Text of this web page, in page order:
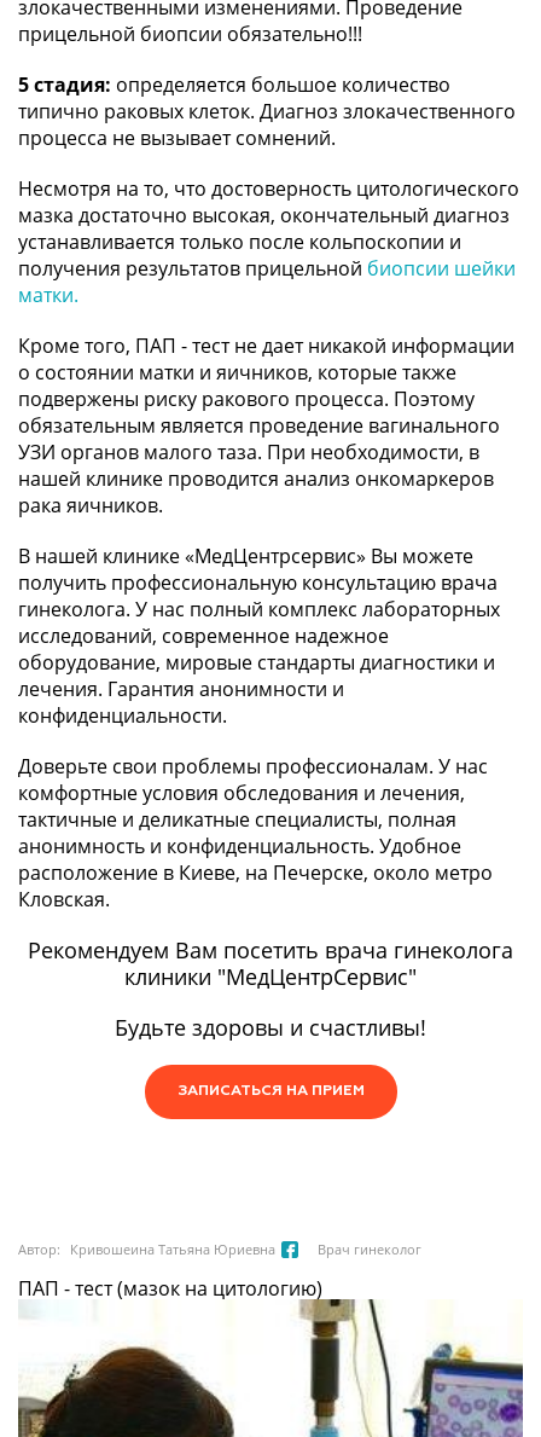
злокачественными изменениями. Проведение
прицельной биопсии обязательно!!!
5 стадия: определяется большое количество
типично раковых клеток. Диагноз злокачественного
процесса не вызывает сомнений.
Несмотря на то, что достоверность цитологического
мазка достаточно высокая, окончательный диагноз
устанавливается только после кольпоскопии и
получения результатов прицельной биопсии шейки
матки.
Кроме того, ПАП - тест не дает никакой информации
о состоянии матки и яичников, которые также
подвержены риску ракового процесса. Поэтому
обязательным является проведение вагинального
УЗИ органов малого таза. При необходимости, в
нашей клинике проводится анализ онкомаркеров
рака яичников.
В нашей клинике «МедЦентрсервис» Вы можете
получить профессиональную консультацию врача
гинеколога. У нас полный комплекс лабораторных
исследований, современное надежное
оборудование, мировые стандарты диагностики и
лечения. Гарантия анонимности и
конфиденциальности.
Доверьте свои проблемы профессионалам. У нас
комфортные условия обследования и лечения,
тактичные и деликатные специалисты, полная
анонимность и конфиденциальность. Удобное
расположение в Киеве, на Печерске, около метро
Кловская.
Рекомендуем Вам посетить врача гинеколога
клиники "МедЦентрСервис"
Будьте здоровы и счастливы!
ЗАПИСАТЬСЯ НА ПРИЕМ
Автор: Кривошеина Татьяна Юриевна Врач гинеколог
ПАП - тест (мазок на цитологию)